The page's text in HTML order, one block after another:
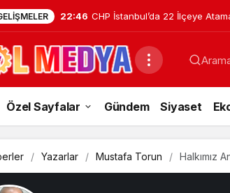
22:46 CHP İstanbul’da 22 İlçeye
Tuzla İlçe Başkanlığı’na Hasan
Uzunyayla Getirildi
Özel Sayfalar Gündem Siyaset
Yazarlar Mustafa Torun Halkımız